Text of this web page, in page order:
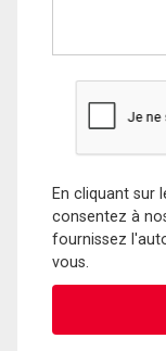
En cliquant sur
consentez à
fournissez
vous.